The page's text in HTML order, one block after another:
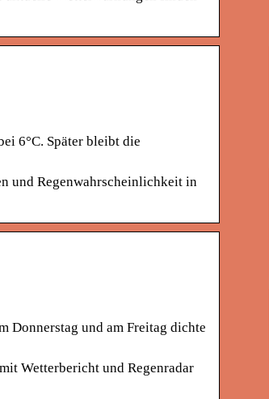
6°C. Später bleibt die
und Regenwahrscheinlichkeit in
Donnerstag und am Freitag dichte
Wetterbericht und Regenradar